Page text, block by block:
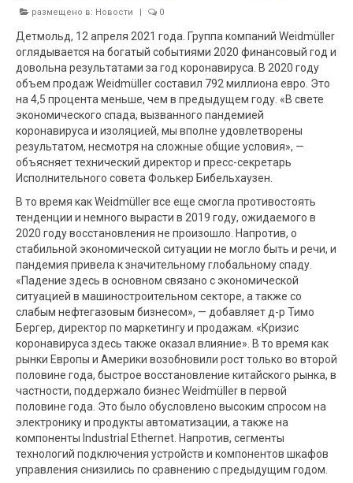
размещено в: Новости | 0
Детмольд, 12 апреля 2021 года. Группа компаний Weidmüller
оглядывается на богатый событиями 2020 финансовый год и
довольна результатами за год коронавируса. В 2020 году
объем продаж Weidmüller составил 792 миллиона евро. Это
на 4,5 процента меньше, чем в предыдущем году. «В свете
экономического спада, вызванного пандемией
коронавируса и изоляцией, мы вполне удовлетворены
результатом, несмотря на сложные общие условия», —
объясняет технический директор и пресс-секретарь
Исполнительного совета Фолькер Бибельхаузен.
В то время как Weidmüller все еще смогла противостоять
тенденции и немного вырасти в 2019 году, ожидаемого в
2020 году восстановления не произошло. Напротив, о
стабильной экономической ситуации не могло быть и речи, и
пандемия привела к значительному глобальному спаду.
«Падение здесь в основном связано с экономической
ситуацией в машиностроительном секторе, а также со
слабым нефтегазовым бизнесом», — добавляет д-р Тимо
Бергер, директор по маркетингу и продажам. «Кризис
коронавируса здесь также оказал влияние». В то время как
рынки Европы и Америки возобновили рост только во второй
половине года, быстрое восстановление китайского рынка, в
частности, поддержало бизнес Weidmüller в первой
половине года. Это было обусловлено высоким спросом на
электронику и продукты автоматизации, а также на
компоненты Industrial Ethernet. Напротив, сегменты
технологий подключения устройств и компонентов шкафов
управления снизились по сравнению с предыдущим годом.